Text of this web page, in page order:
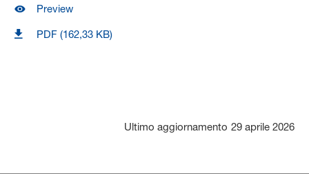
Preview
PDF (162,33 KB)
Ultimo aggiornamento 29 aprile 2026